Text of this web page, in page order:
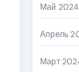
Май 2024
Апрель
Март